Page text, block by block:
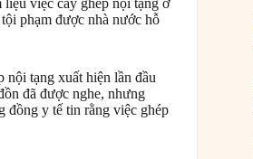
việc cấy ghép nội tạng ở
phạm được nhà nước hỗ
nội tạng xuất hiện lần đầu
đã được nghe, nhưng
đồng y tế tin rằng việc ghép